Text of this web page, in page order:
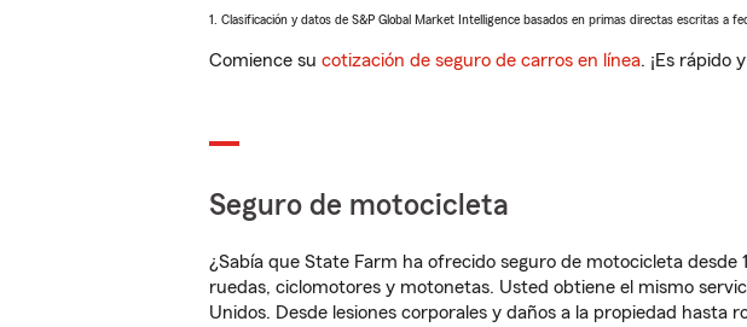
1. Clasificación y datos de S&P Global Market Intelligence basados en primas directas escritas a
Comience su cotización de seguro de carros en línea. ¡Es rápido
Seguro de motocicleta
¿Sabía que State Farm ha ofrecido seguro de motocicleta
ruedas, ciclomotores y motonetas. Usted obtiene el mismo
Unidos. Desde lesiones corporales y daños a la propiedad hasta